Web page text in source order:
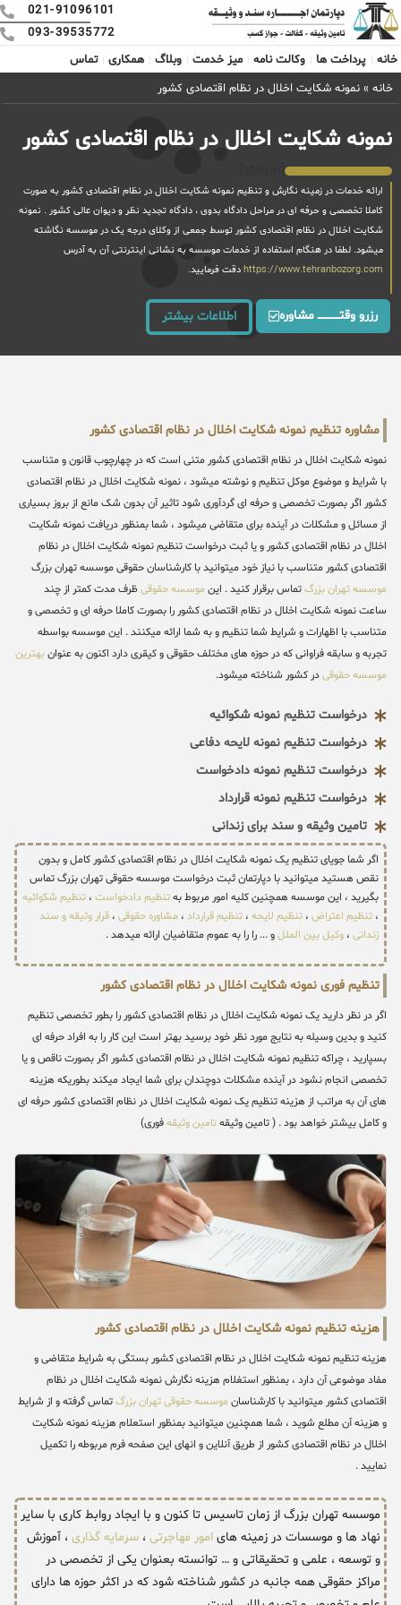
021-91096101
093-39535772
خانه
پرداخت ها وکالت نامه میز خدمت وبلاگ همکاری
تماس
خانه » نمونه شکایت اخلال در نظام اقتصادی کشور
نمونه شکایت اخلال در نظام اقتصادی کشور
ارائه خدمات در زمینه نگارش و تنظیم نمونه شکایت اخلال در نظام اقتصادی کشور به صورت
کاملا تخصصی و حرفه ای در مراحل دادگاه بدوی ، دادگاه تجدید نظر و دیوان عالی کشور . نمونه
شکایت اخلال در نظام اقتصادی کشور توسط جمعی از وکلای درجه یک در موسسه نگاشته
میشود. لطفا در هنگام استفاده از خدمات موسسه به نشانی اینترنتی آن به آدرس
https://www.tehranbozorg.com دقت فرمایید.
رزرو وقتــــــــــــ مشاوره اطلاعات بیشتر
مشاوره تنظیم نمونه شکایت اخلال در نظام اقتصادی کشور
نمونه شکایت اخلال در نظام اقتصادی کشور متنی است که در چهارچوب قانون و متناسب
با شرایط و موضوع موکل تنظیم و نوشته میشود ، نمونه شکایت اخلال در نظام اقتصادی
کشور اگر بصورت تخصصی و حرفه ای گردآوری شود تاثیر آن بدون شک مانع از بروز بسیاری
از مسائل و مشکلات در آینده برای متقاضی میشود ، شما بمنظور دریافت نمونه شکایت
اخلال در نظام اقتصادی کشور و یا ثبت درخواست تنظیم نمونه شکایت اخلال در نظام
اقتصادی کشور متناسب با نیاز خود میتوانید با کارشناسان حقوقی موسسه تهران بزرگ
موسسه تهران بزرگتماس برقرار کنید . این موسسه حقوقیظرف مدت کمتر از چند
ساعت نمونه شکایت اخلال در نظام اقتصادی کشور را بصورت کاملا حرفه ای و تخصصی و
متناسب با اظهارات و شرایط شما تنظیم و به شما ارائه میکنند . این موسسه بواسطه
تجربه و سابقه فراوانی که در حوزه های مختلف حقوقی و کیقری دارد اکنون به عنوانبهترین
موسسه حقوقیدر کشور شناخته میشود.
درخواست تنظیم نمونه شکوائیه
درخواست تنظیم نمونه لایحه دفاعی
درخواست تنظیم نمونه دادخواست
درخواست تنظیم نمونه قرارداد
تامین وثیقه و سند برای زندانی
اگر شما جویای تنظیم یک نمونه شکایت اخلال در نظام اقتصادی کشور کامل و بدون
نقص هستید میتوانید با دپارتمان ثبت درخواست موسسه حقوقی تهران بزرگ تماس
بگیرید ، این موسسه همچنین کلیه امور مربوط بهتنظیم دادخواست ، تنظیم شکوائیه
، تنظیم اعتراض ، تنظیم لایحه ، تنظیم قرارداد ، مشاوره حقوقی ، قرار وثیقه و سند
زندانی ، وکیل بین المللو ... را را به عموم متقاضیان ارائه میدهد .
تنظیم فوری نمونه شکایت اخلال در نظام اقتصادی کشور
اگر در نظر دارید یک نمونه شکایت اخلال در نظام اقتصادی کشور را بطور تخصصی تنظیم
کنید و بدین وسیله به نتایج مورد نظر خود برسید بهتر است این کار را به افراد حرفه ای
بسپارید ، چراکه تنظیم نمونه شکایت اخلال در نظام اقتصادی کشور اگر بصورت ناقص و یا
تخصصی انجام نشود در آینده مشکلات دوچندان برای شما ایجاد میکند بطوریکه هزینه
های آن به مراتب از هزینه تنظیم یک نمونه شکایت اخلال در نظام اقتصادی کشور حرفه ای
و کامل بیشتر خواهد بود . ( تامین وثیقهتامین وثیقهفوری)
هزینه تنظیم نمونه شکایت اخلال در نظام اقتصادی کشور
هزینه تنظیم نمونه شکایت اخلال در نظام اقتصادی کشور بستگی به شرایط متقاضی و
مفاد موضوعی آن دارد ، بمنظور استغلام هزینه نگارش نمونه شکایت اخلال در نظام
اقتصادی کشور میتوانید با کارشناسان موسسه حقوقی تهران بزرگتماس گرفته و از شرایط
و هزینه آن مطلع شوید ، شما همچنین میتوانید بمنظور استعلام هزینه نمونه شکایت
اخلال در نظام اقتصادی کشور از طریق آنلاین و انهای این صفحه فرم مربوطه را تکمیل
نمایید .
موسسه تهران بزرگ از زمان تاسیس تا کنون و با ایجاد روابط کاری با سایر
نهاد ها و موسسات در زمینه های امور مهاجرتی ، سرمایه گذاری ، آموزش
و توسعه ، علمی و تحقیقاتی و … توانسته بعنوان یکی از تخصصی در
مراکز حقوقی همه جانبه در کشور شناخته شود که در اکثر حوزه ها دارای